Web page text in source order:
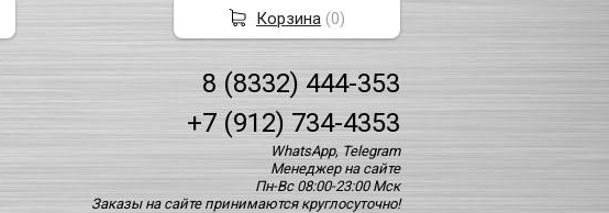
8 (8332) 444-353
+7 (912) 734-4353
WhatsApp, Telegram
Менеджер на сайте
Пн-Вс 08:00-23:00 Мск
Заказы на сайте принимаются круглосуточно!
Корзина (0)